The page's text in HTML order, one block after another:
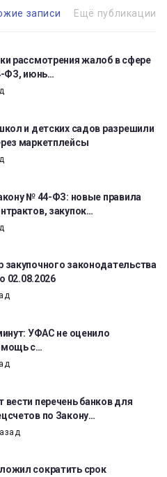
записи Ещё публикации
рассмотрения жалоб в сфере
ФЗ, июнь…
и детских садов разрешили
маркетплейсы
№ 44-ФЗ: новые правила
закупок…
закупочного законодательства
02.08.2026
УФАС не оценило
с…
вести перечень банков для
по Закону…
сократить срок